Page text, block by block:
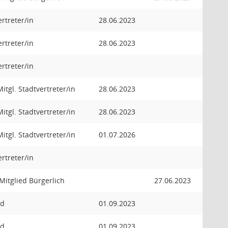
in 28.06.2023
in 28.06.2023
in
Stadtvertreter/in 28.06.2023
Stadtvertreter/in 28.06.2023
Stadtvertreter/in 01.07.2026
in
Bürgerlich 27.06.2023
01.09.2023